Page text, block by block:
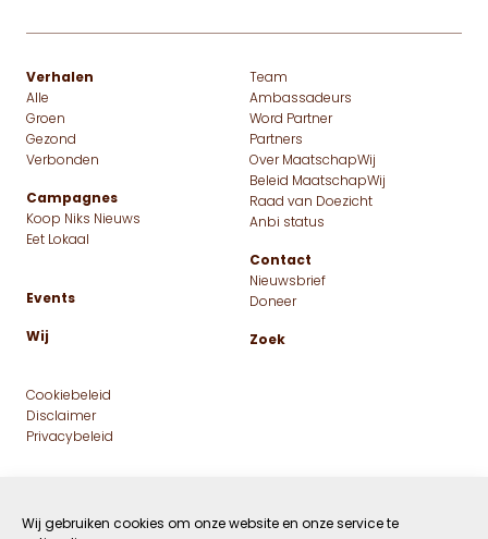
Wij gebruiken cookies om onze website en onze service te
Verhalen
Alle
Groen
Gezond
Verbonden
Campagnes
Koop Niks Nieuws
Eet Lokaal
Events
Wij
Team
Ambassadeurs
Word Partner
Partners
Over MaatschapWij
Beleid MaatschapWij
Raad van Doezicht
Anbi status
Contact
Nieuwsbrief
Doneer
Zoek
Cookiebeleid
Disclaimer
Privacybeleid